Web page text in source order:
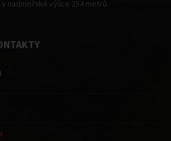
nadmořské výšce 254 metrů.